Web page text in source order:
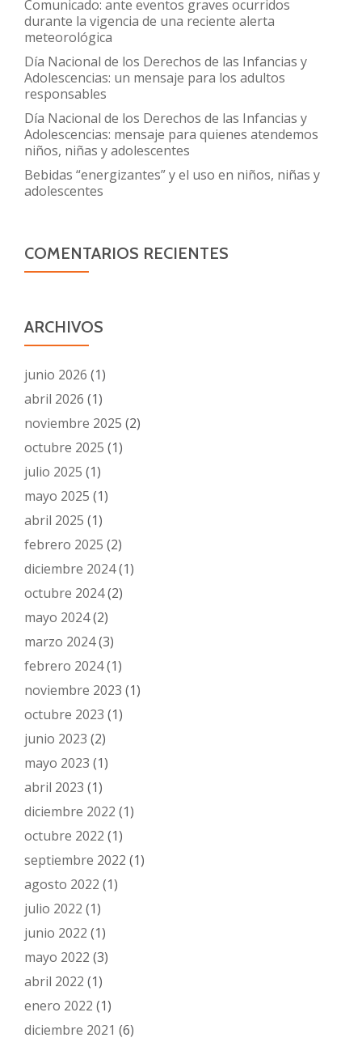
Comunicado: ante eventos graves ocurridos
durante la vigencia de una reciente alerta
meteorológica
Día Nacional de los Derechos de las Infancias y
Adolescencias: un mensaje para los adultos
responsables
Día Nacional de los Derechos de las Infancias y
Adolescencias: mensaje para quienes atendemos
niños, niñas y adolescentes
Bebidas “energizantes” y el uso en niños, niñas y
adolescentes
COMENTARIOS RECIENTES
ARCHIVOS
junio 2026 (1)
abril 2026 (1)
noviembre 2025 (2)
octubre 2025 (1)
julio 2025 (1)
mayo 2025 (1)
abril 2025 (1)
febrero 2025 (2)
diciembre 2024(1)
octubre 2024(2)
mayo 2024(2)
marzo 2024(3)
febrero 2024(1)
noviembre 2023 (1)
octubre 2023 (1)
junio 2023 (2)
mayo 2023 (1)
abril 2023 (1)
diciembre 2022 (1)
octubre 2022 (1)
septiembre 2022 (1)
agosto 2022 (1)
julio 2022 (1)
junio 2022 (1)
mayo 2022 (3)
abril 2022 (1)
enero 2022 (1)
diciembre 2021 (6)